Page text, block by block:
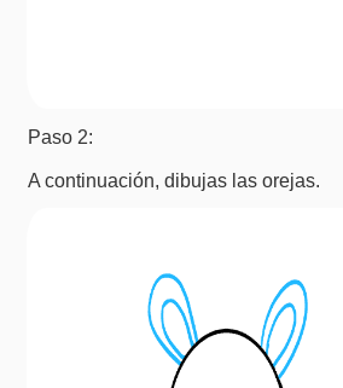
Paso 2:
A continuación, dibujas las orejas.